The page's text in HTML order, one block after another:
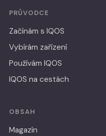
PRŮVODCE
Začínám s IQOS
Vybírám zařízení
Používám IQOS
IQOS na cestách
OBSAH
Magazín